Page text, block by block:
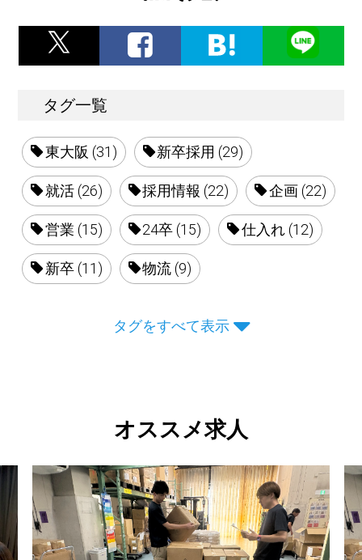
タグ一覧
東大阪 (31) 新卒採用 (29)
就活 (26) 採用情報 (22) 企画 (22)
営業 (15) 24卒 (15) 仕入れ (12)
新卒 (11) 物流 (9)
タグをすべて表示
オススメ求人